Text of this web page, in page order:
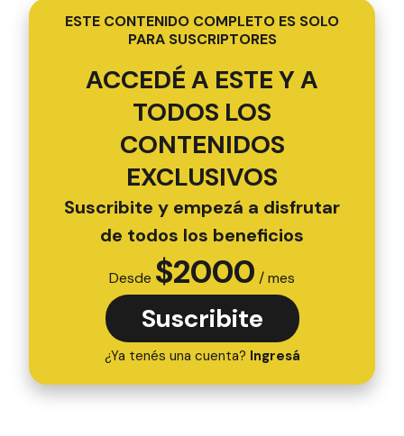
ESTE CONTENIDO COMPLETO ES SOLO
PARA SUSCRIPTORES
ACCEDÉ A ESTE Y A
TODOS LOS
CONTENIDOS
EXCLUSIVOS
Suscribite y empezá a disfrutar
de todos los beneficios
Desde $2000 / mes
Suscribite
¿Ya tenés una cuenta? Ingresá